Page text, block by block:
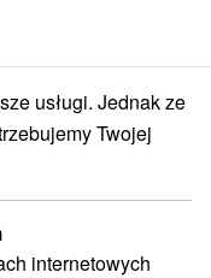
Wysokie Tatry
Tatry
usługi. Jednak ze
Twojej
internetowych